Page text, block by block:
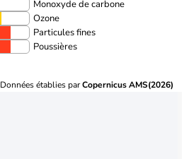
Monoxyde de carbone
Ozone
Particules fines
Poussières
Données établies parCopernicus AMS(2026)